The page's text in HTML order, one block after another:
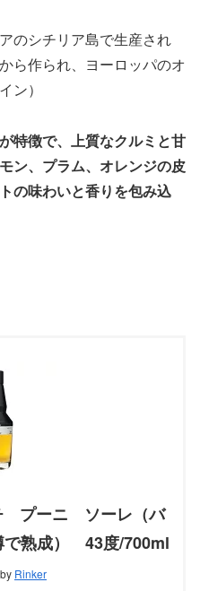
のシチリア島で生産され
ら作られ、ヨーロッパのオ
ン）
特徴で、上質なクルミと甘
ン、プラム、オレンジの皮
の味わいと香りを包み込
プーニ ソーレ（バ
で熟成） 43度/700ml
Rinker